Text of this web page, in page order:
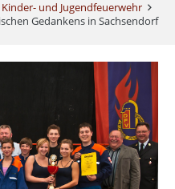
Kinder- und Jugendfeuerwehr
Gedankens in Sachsendorf